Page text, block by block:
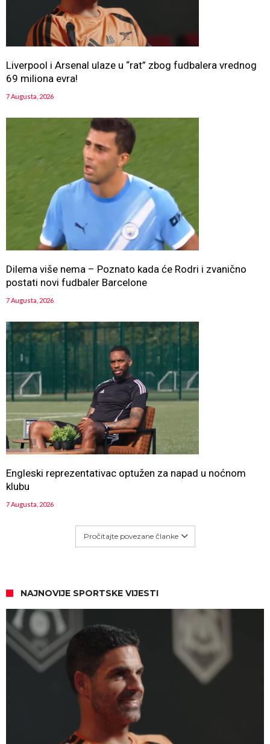
Liverpool i Arsenal ulaze u “rat” zbog fudbalera vrednog
69 miliona evra!
7 Augusta, 2026
Dilema više nema – Poznato kada će Rodri i zvanično
postati novi fudbaler Barcelone
7 Augusta, 2026
Engleski reprezentativac optužen za napad u noćnom
klubu
7 Augusta, 2026
Pročitajte povezane članke
NAJNOVIJE SPORTSKE VIJESTI